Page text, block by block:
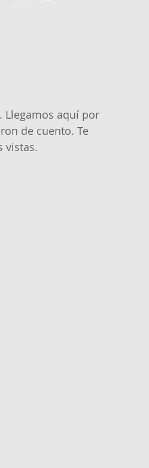
Llegamos aquí por
de cuento. Te
vistas.